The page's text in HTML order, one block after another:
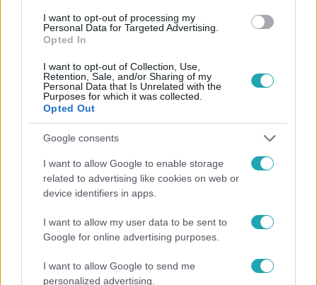
I want to opt-out of processing my
Personal Data for Targeted Advertising.
Opted In
I want to opt-out of Collection, Use,
Retention, Sale, and/or Sharing of my
Personal Data that Is Unrelated with the
Purposes for which it was collected.
Opted Out
Google consents
I want to allow Google to enable storage
related to advertising like cookies on web or
device identifiers in apps.
I want to allow my user data to be sent to
Google for online advertising purposes.
I want to allow Google to send me
personalized advertising.
SIDLOVICS GÁBOR #TANKCSAPDA ZANZIBAR
SZTÁRBOX 2025
Népszerű